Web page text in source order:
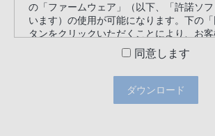
の「ファームウェア」（以下、「許諾ソ
います）の使用が可能になります。下の
タンをクリックいただくことにより、お
同意いただいたものとみなします。本契約
ない場合は、「同意しない」をクリックし
を中止して下さい。
エンドユーザーライセンス契約
同意します
ダウンロード